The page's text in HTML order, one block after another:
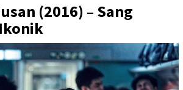
(2016) – Sang